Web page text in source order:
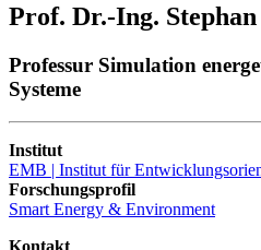
Prof. Dr.-Ing.
Professur Simulation
Systeme
Institut
EMB | Institut für
Forschungsprofil
Smart Energy & Environment